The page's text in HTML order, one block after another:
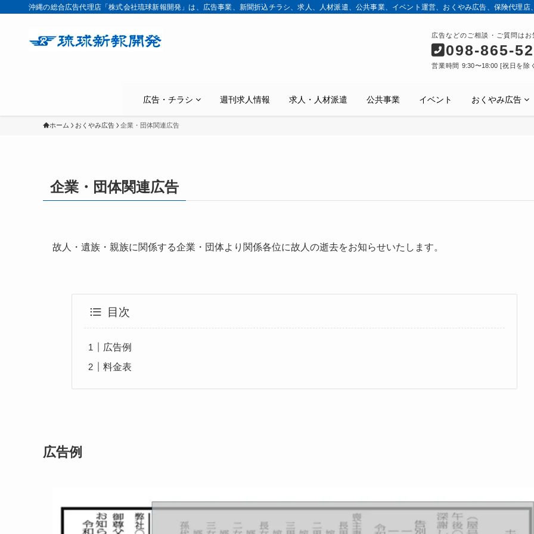
沖縄の総合広告代理店「株式会社琉球新報開発」は、広告事業、新聞折込チラシ、求人、人材派遣、公共事業、イベント運営、おくやみ広告、保険代理
広告などのご相談・ご質問はお
098-865-
営業時間 9:30〜18:00 [祝日を除
広告・チラシ 週刊求人情報 求人・人材派遣 公共事業 イベント おくやみ広告
ホーム おくやみ広告 企業・団体関連広告
企業・団体関連広告
故人・遺族・親族に関係する企業・団体より関係各位に故人の逝去をお知らせいたします。
目次
広告例
料金表
広告例